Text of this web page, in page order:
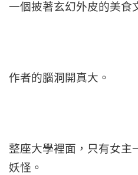
一個披著玄幻外皮的美食
作者的腦洞開真大。
整座大學裡面，只有女主
妖怪。